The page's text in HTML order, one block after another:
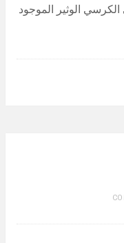
الكرسي الوثير الموجود